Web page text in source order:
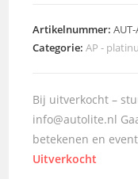
Artikelnummer:
Categorie:AP -
Bij uitverkocht –
info@autolite.nl
betekenen en
Uitverkocht